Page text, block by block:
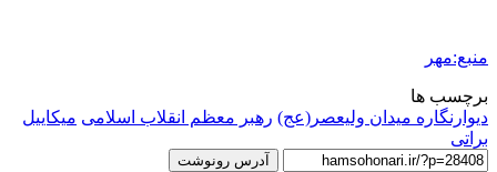
منبع:مهر
برچسب ها
دیوارنگاره میدان ولیعصر(عج) رهبر معظم انقلاب اسلامی میکاییل
براتی
آدرس رونوشت